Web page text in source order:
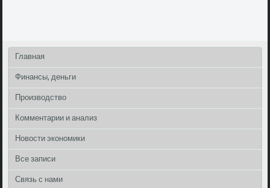
Главная
Финансы, деньги
Производство
Комментарии и анализ
Новости экономики
Все записи
Связь с нами